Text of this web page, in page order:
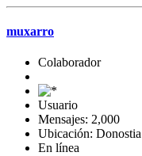
muxarro
Colaborador
Usuario
Mensajes: 2,000
Ubicación: Donostia
En línea